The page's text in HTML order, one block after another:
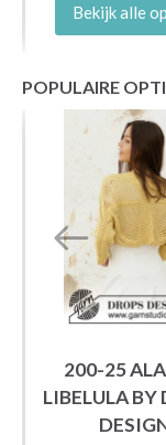
Bekijk alle
POPULAIRE
200-25
LIBELULA BY